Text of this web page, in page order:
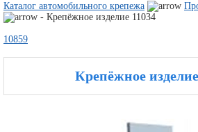
Каталог автомобильного крепежа
- Крепёжное изделие 11034
10859
Крепёжное